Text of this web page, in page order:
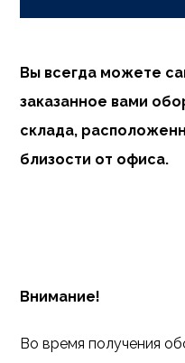
Вы всегда можете
заказанное вами
склада,
близости от офиса.
Внимание!
Во время получения